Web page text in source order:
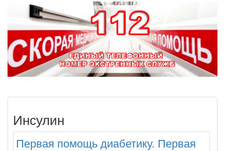
Зарплата врачей в 2018 году превысит средний доход
россиян в два раза
Глава Минздрава РФ
Вероника Скворцова
опровергла
встрече с журналистами ведущих...
Инсулин
Первая помощь диабетику. Первая